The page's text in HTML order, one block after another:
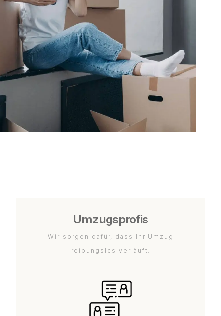
Umzugsprofis
Wir sorgen dafür, dass Ihr Umzug
reibungslos verläuft.